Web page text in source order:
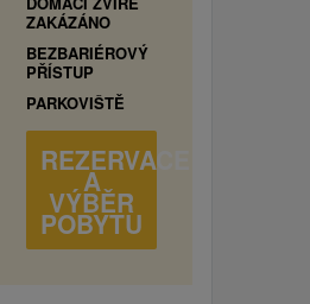
ZAKÁZÁNO
BEZBARIÉROVÝ
PŘÍSTUP
PARKOVIŠTĚ
REZERVACE
A
VÝBĚR
POBYTU